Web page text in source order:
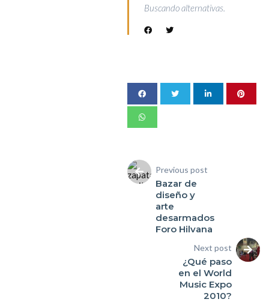
Buscando alternativas.
Previous post
Bazar de
diseño y
arte
desarmados
Foro Hilvana
Next post
¿Qué paso
en el World
Music Expo
2010?